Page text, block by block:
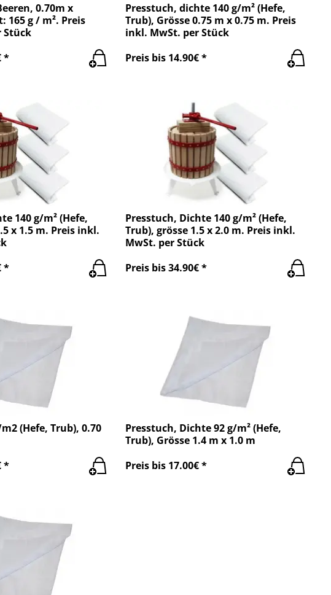
0.70m x
165 g / m². Preis
Stück
*
Presstuch, dichte 140 g/m² (Hefe,
Trub), Grösse 0.75 m x 0.75 m. Preis
inkl. MwSt. per Stück
Preis bis 14.90€ *
140 g/m² (Hefe,
x 1.5 m. Preis inkl.
*
Presstuch, Dichte 140 g/m² (Hefe,
Trub), grösse 1.5 x 2.0 m. Preis inkl.
MwSt. per Stück
Preis bis 34.90€ *
(Hefe, Trub), 0.70
*
Presstuch, Dichte 92 g/m² (Hefe,
Trub), Grösse 1.4 m x 1.0 m
Preis bis 17.00€ *